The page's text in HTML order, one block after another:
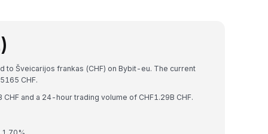
to Šveicarijos frankas (CHF) on Bybit-eu. The current
CHF.
and a 24-hour trading volume of CHF1.29B CHF.